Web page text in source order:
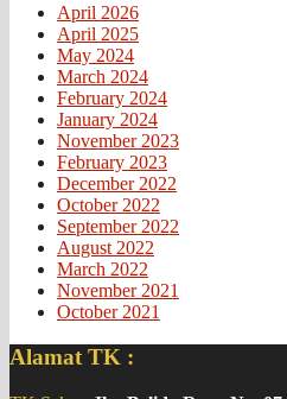
April 2026
April 2025
May 2024
March 2024
February 2024
January 2024
November 2023
February 2023
December 2022
October 2022
September 2022
August 2022
March 2022
November 2021
October 2021
Alamat TK :